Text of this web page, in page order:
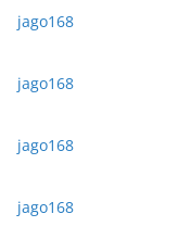
jago168
jago168
jago168
jago168